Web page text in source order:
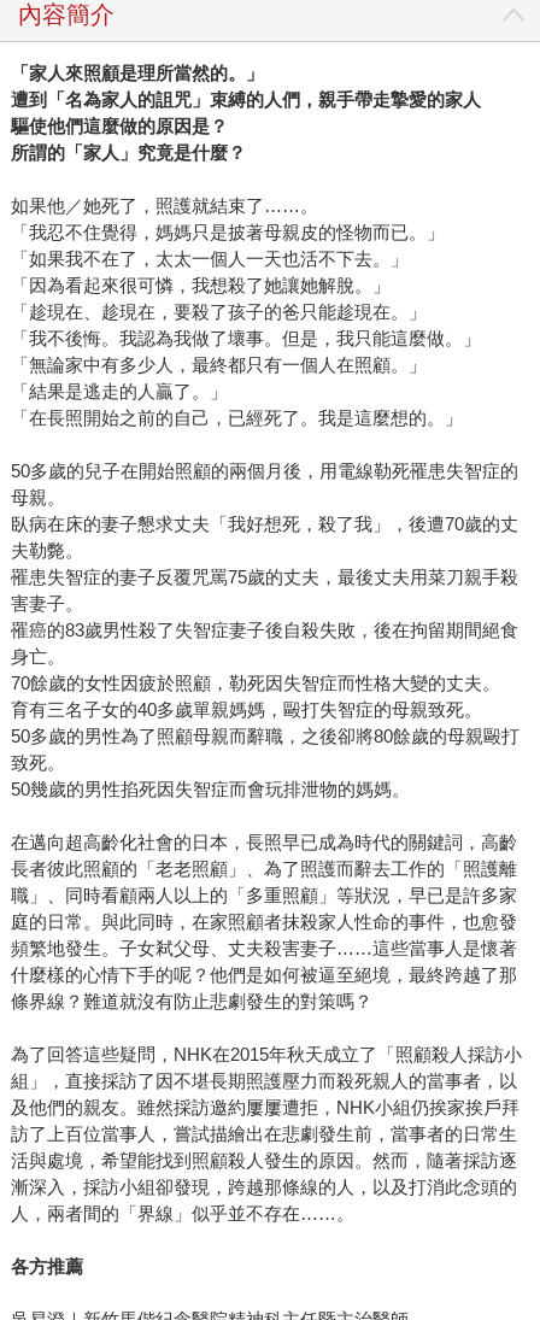
內容簡介
「家人來照顧是理所當然的。」
遭到「名為家人的詛咒」束縛的人們，親手帶走摯愛的家人
驅使他們這麼做的原因是？
所謂的「家人」究竟是什麼？
如果他／她死了，照護就結束了……。
「我忍不住覺得，媽媽只是披著母親皮的怪物而已。」
「如果我不在了，太太一個人一天也活不下去。」
「因為看起來很可憐，我想殺了她讓她解脫。」
「趁現在、趁現在，要殺了孩子的爸只能趁現在。」
「我不後悔。我認為我做了壞事。但是，我只能這麼做。」
「無論家中有多少人，最終都只有一個人在照顧。」
「結果是逃走的人贏了。」
「在長照開始之前的自己，已經死了。我是這麼想的。」
50多歲的兒子在開始照顧的兩個月後，用電線勒死罹患失智症的
母親。
臥病在床的妻子懇求丈夫「我好想死，殺了我」，後遭70歲的丈
夫勒斃。
罹患失智症的妻子反覆咒罵75歲的丈夫，最後丈夫用菜刀親手殺
害妻子。
罹癌的83歲男性殺了失智症妻子後自殺失敗，後在拘留期間絕食
身亡。
70餘歲的女性因疲於照顧，勒死因失智症而性格大變的丈夫。
育有三名子女的40多歲單親媽媽，毆打失智症的母親致死。
50多歲的男性為了照顧母親而辭職，之後卻將80餘歲的母親毆打
致死。
50幾歲的男性掐死因失智症而會玩排泄物的媽媽。
在邁向超高齡化社會的日本，長照早已成為時代的關鍵詞，高齡
長者彼此照顧的「老老照顧」、為了照護而辭去工作的「照護離
職」、同時看顧兩人以上的「多重照顧」等狀況，早已是許多家
庭的日常。與此同時，在家照顧者抹殺家人性命的事件，也愈發
頻繁地發生。子女弒父母、丈夫殺害妻子……這些當事人是懷著
什麼樣的心情下手的呢？他們是如何被逼至絕境，最終跨越了那
條界線？難道就沒有防止悲劇發生的對策嗎？
為了回答這些疑問，NHK在2015年秋天成立了「照顧殺人採訪小
組」，直接採訪了因不堪長期照護壓力而殺死親人的當事者，以
及他們的親友。雖然採訪邀約屢屢遭拒，NHK小組仍挨家挨戶拜
訪了上百位當事人，嘗試描繪出在悲劇發生前，當事者的日常生
活與處境，希望能找到照顧殺人發生的原因。然而，隨著採訪逐
漸深入，採訪小組卻發現，跨越那條線的人，以及打消此念頭的
人，兩者間的「界線」似乎並不存在……。
各方推薦